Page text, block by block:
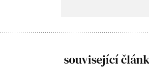
související